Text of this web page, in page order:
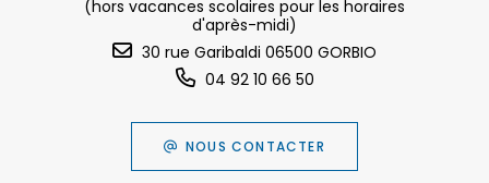
(hors vacances scolaires pour les horaires
d'après-midi)
30 rue Garibaldi 06500 GORBIO
04 92 10 66 50
NOUS CONTACTER